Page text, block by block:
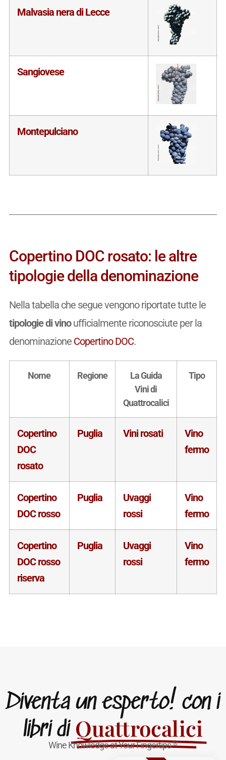
Malvasia nera di Lecce
Sangiovese
Montepulciano
Copertino DOC rosato: le altre
tipologie della denominazione
Nella tabella che segue vengono riportate tutte le
tipologie di vinoufficialmente riconosciute per la
denominazione Copertino DOC.
Nome Regione
La Guida
Vini di
Quattrocalici
Tipo
Copertino
DOC
rosato
Puglia Vini rosati
Vino
fermo
Copertino
DOC rosso
Puglia
Uvaggi
rossi
Vino
fermo
Copertino
DOC rosso
riserva
Puglia
Uvaggi
rossi
Vino
fermo
Diventa un esperto! con i
libri di Quattrocalici
Wine Knowledge at Your Fingertips®